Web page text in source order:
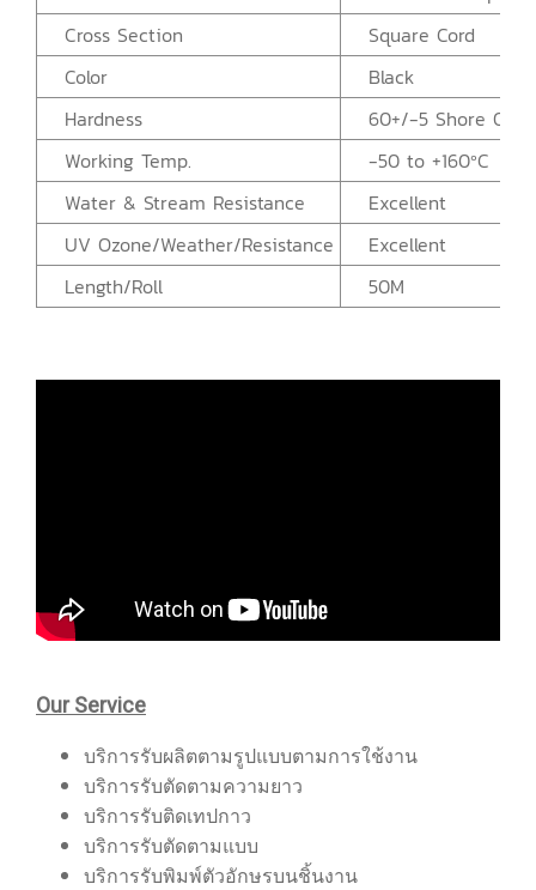
Cross Section
Square Cord
Color
Black
Hardness
60+/-5 Shore OO
Working Temp.
-50 to +160ºC
Water & Stream Resistance
Excellent
UV Ozone/Weather/Resistance
Excellent
Length/Roll
50M
Our Service
บริการรับผลิตตามรูปแบบตามการใช้งาน
บริการรับตัดตามความยาว
บริการรับติดเทปกาว
บริการรับตัดตามแบบ
บริการรับพิมพ์ตัวอักษรบนชิ้นงาน